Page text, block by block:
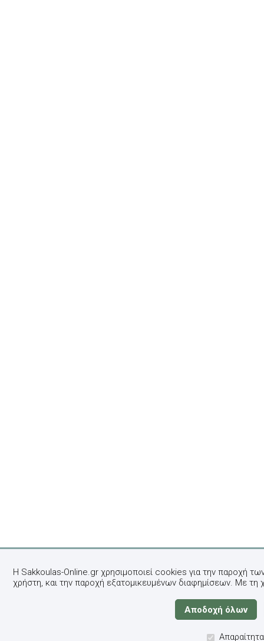
Η Sakkoulas-Online.gr χρησιμοποιεί cookies για την παροχή
χρήστη, και την παροχή εξατομικευμένων διαφημίσεων. Με